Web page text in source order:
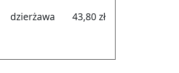
dzierżawa 43,80 zł